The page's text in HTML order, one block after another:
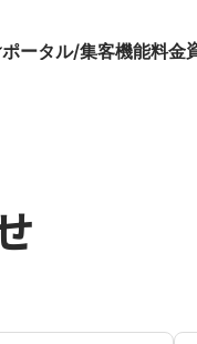
ポータル/集客機能料金